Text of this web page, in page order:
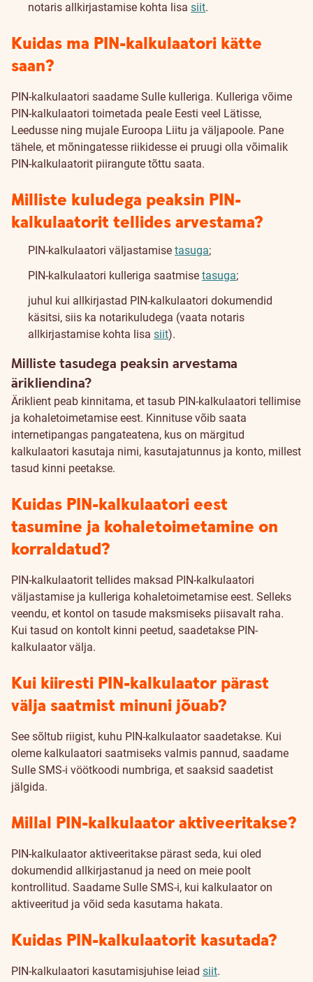
notaris allkirjastamise kohta lisa siit.
Kuidas ma PIN-kalkulaatori kätte
saan?
PIN-kalkulaatori saadame Sulle kulleriga. Kulleriga võime
PIN-kalkulaatori toimetada peale Eesti veel Lätisse,
Leedusse ning mujale Euroopa Liitu ja väljapoole. Pane
tähele, et mõningatesse riikidesse ei pruugi olla võimalik
PIN-kalkulaatorit piirangute tõttu saata.
Milliste kuludega peaksin PIN-
kalkulaatorit tellides arvestama?
PIN-kalkulaatori väljastamise tasuga;
PIN-kalkulaatori kulleriga saatmise tasuga;
juhul kui allkirjastad PIN-kalkulaatori dokumendid
käsitsi, siis ka notarikuludega (vaata notaris
allkirjastamise kohta lisa siit).
Milliste tasudega peaksin arvestama
ärikliendina?
Äriklient peab kinnitama, et tasub PIN-kalkulaatori tellimise
ja kohaletoimetamise eest. Kinnituse võib saata
internetipangas pangateatena, kus on märgitud
kalkulaatori kasutaja nimi, kasutajatunnus ja konto, millest
tasud kinni peetakse.
Kuidas PIN-kalkulaatori eest
tasumine ja kohaletoimetamine on
korraldatud?
PIN-kalkulaatorit tellides maksad PIN-kalkulaatori
väljastamise ja kulleriga kohaletoimetamise eest. Selleks
veendu, et kontol on tasude maksmiseks piisavalt raha.
Kui tasud on kontolt kinni peetud, saadetakse PIN-
kalkulaator välja.
Kui kiiresti PIN-kalkulaator pärast
välja saatmist minuni jõuab?
See sõltub riigist, kuhu PIN-kalkulaator saadetakse. Kui
oleme kalkulaatori saatmiseks valmis pannud, saadame
Sulle SMS-i vöötkoodi numbriga, et saaksid saadetist
jälgida.
Millal PIN-kalkulaator aktiveeritakse?
PIN-kalkulaator aktiveeritakse pärast seda, kui oled
dokumendid allkirjastanud ja need on meie poolt
kontrollitud. Saadame Sulle SMS-i, kui kalkulaator on
aktiveeritud ja võid seda kasutama hakata.
Kuidas PIN-kalkulaatorit kasutada?
PIN-kalkulaatori kasutamisjuhise leiad siit.